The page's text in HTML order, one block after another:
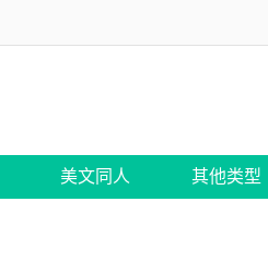
美文同人 其他类型